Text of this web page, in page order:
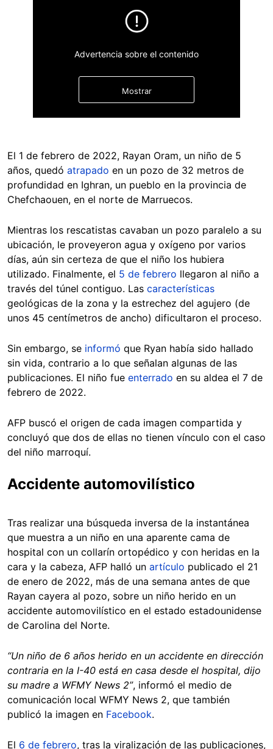
Advertencia sobre el contenido
Mostrar
Ocultar
El 1 de febrero de 2022, Rayan Oram, un niño de 5
años, quedó atrapado en un pozo de 32 metros de
profundidad en Ighran, un pueblo en la provincia de
Chefchaouen, en el norte de Marruecos.
Mientras los rescatistas cavaban un pozo paralelo a su
ubicación, le proveyeron agua y oxígeno por varios
días, aún sin certeza de que el niño los hubiera
utilizado. Finalmente, el 5 de febrero llegaron al niño a
través del túnel contiguo. Las características
geológicas de la zona y la estrechez del agujero (de
unos 45 centímetros de ancho) dificultaron el proceso.
Sin embargo, se informó que Ryan había sido hallado
sin vida, contrario a lo que señalan algunas de las
publicaciones. El niño fue enterrado en su aldea el 7 de
febrero de 2022.
AFP buscó el origen de cada imagen compartida y
concluyó que dos de ellas no tienen vínculo con el caso
del niño marroquí.
Accidente automovilístico
Tras realizar una búsqueda inversa de la instantánea
que muestra a un niño en una aparente cama de
hospital con un collarín ortopédico y con heridas en la
cara y la cabeza, AFP halló un artículo publicado el 21
de enero de 2022, más de una semana antes de que
Rayan cayera al pozo, sobre un niño herido en un
accidente automovilístico en el estado estadounidense
de Carolina del Norte.
“Un niño de 6 años herido en un accidente en dirección
contraria en la I-40 está en casa desde el hospital, dijo
su madre a WFMY News 2”, informó el medio de
comunicación local WFMY News 2, que también
publicó la imagen en Facebook.
El 6 de febrero, tras la viralización de las publicaciones,